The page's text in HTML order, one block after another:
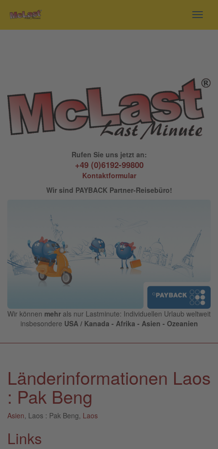
Rufen Sie uns jetzt an:
+49 (0)6192-99800
Kontaktformular
Wir sind PAYBACK Partner-Reisebüro!
Wir können mehr als nur Lastminute: Individuellen Urlaub weltweit
insbesondere USA / Kanada - Afrika - Asien - Ozeanien
Länderinformationen Laos
: Pak Beng
Asien , Laos : Pak Beng, Laos
Links